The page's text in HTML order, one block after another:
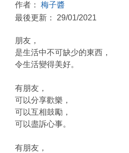
作者： 梅子醬
最後更新： 29/01/2021
朋友，
是生活中不可缺少的東西，
令生活變得美好。
有朋友，
可以分享歡樂，
可以互相鼓勵，
可以盡訴心事。
有朋友，